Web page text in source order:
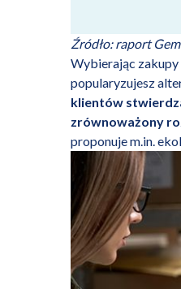
Źródło: raport
Wybierając zakupy
popularyzujesz
klientów
zrównoważony
proponuje m.in.